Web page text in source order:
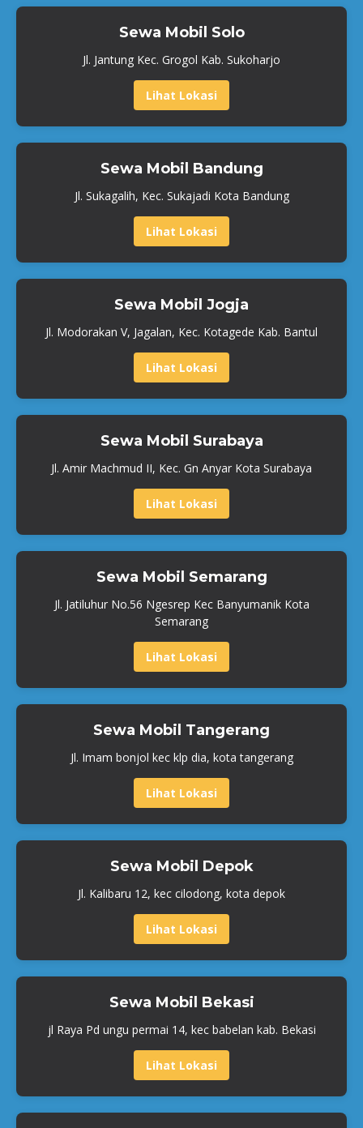
Sewa Mobil Solo
Jl. Jantung Kec. Grogol Kab. Sukoharjo
Lihat Lokasi
Sewa Mobil Bandung
Jl. Sukagalih, Kec. Sukajadi Kota Bandung
Lihat Lokasi
Sewa Mobil Jogja
Jl. Modorakan V, Jagalan, Kec. Kotagede Kab. Bantul
Lihat Lokasi
Sewa Mobil Surabaya
Jl. Amir Machmud II, Kec. Gn Anyar Kota Surabaya
Lihat Lokasi
Sewa Mobil Semarang
Jl. Jatiluhur No.56 Ngesrep Kec Banyumanik Kota
Semarang
Lihat Lokasi
Sewa Mobil Tangerang
Jl. Imam bonjol kec klp dia, kota tangerang
Lihat Lokasi
Sewa Mobil Depok
Jl. Kalibaru 12, kec cilodong, kota depok
Lihat Lokasi
Sewa Mobil Bekasi
jl Raya Pd ungu permai 14, kec babelan kab. Bekasi
Lihat Lokasi